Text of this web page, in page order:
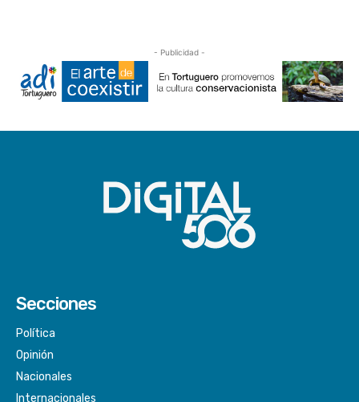
- Publicidad -
Secciones
Política
Opinión
Nacionales
Internacionales